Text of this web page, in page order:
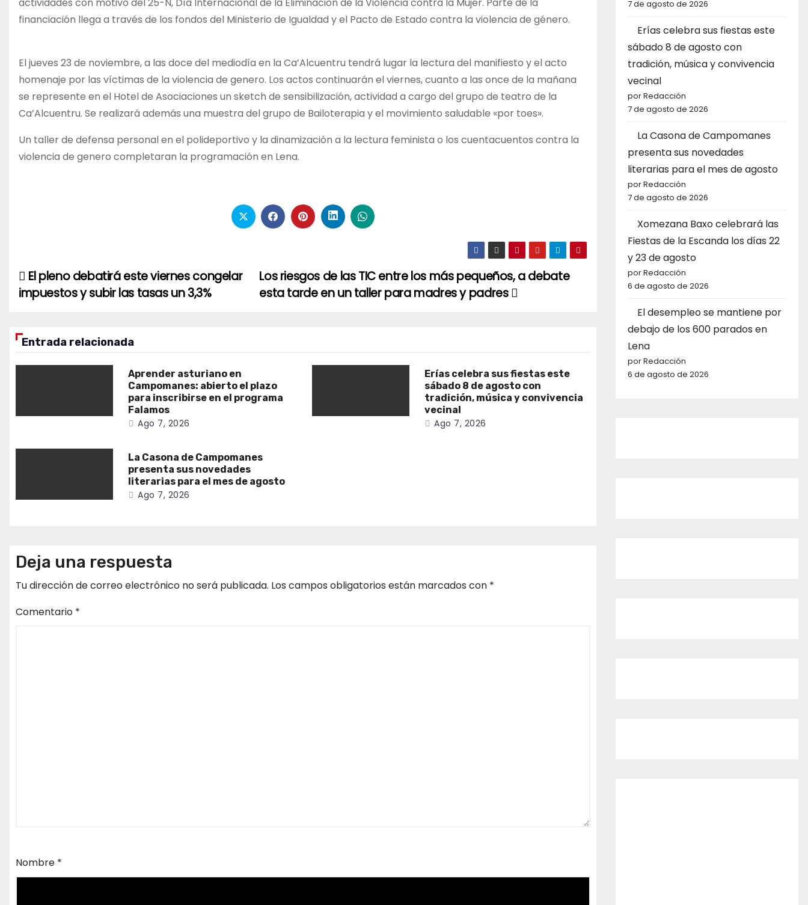
financiación llega a través de los fondos del Ministerio de Igualdad y el Pacto de Estado contra la violencia de género.
El jueves 23 de noviembre, a las doce del mediodía en la Ca’Alcuentru tendrá lugar la lectura del manifiesto y el acto
homenaje por las víctimas de la violencia de genero. Los actos continuarán el viernes, cuanto a las once de la mañana
se represente en el Hotel de Asociaciones un sketch de sensibilización, actividad a cargo del grupo de teatro de la
Ca’Alcuentru. Se realizará además una muestra del grupo de Bailoterapia y el movimiento saludable «por toes».
Un taller de defensa personal en el polideportivo y la dinamización a la lectura feminista o los cuentacuentos contra la
violencia de genero completaran la programación en Lena.
Navegación
de
entradas
Los riesgos de las TIC entre los más pequeños, a debate
esta tarde en un taller para madres y padres
El pleno debatirá este viernes congelar
impuestos y subir las tasas un 3,3%
Entrada relacionada
Aprender asturiano en
Campomanes: abierto el plazo
para inscribirse en el programa
Falamos
Ago 7, 2026
Erías celebra sus fiestas este
sábado 8 de agosto con
tradición, música y convivencia
vecinal
Ago 7, 2026
La Casona de Campomanes
presenta sus novedades
literarias para el mes de agosto
Ago 7, 2026
Deja una respuesta
Tu dirección de correo electrónico no será publicada. Los campos obligatorios están marcados con *
Comentario *
Nombre *
7 de agosto de 2026
Erías celebra sus fiestas este
sábado 8 de agosto con
tradición, música y convivencia
vecinal
por Redacción
7 de agosto de 2026
La Casona de Campomanes
presenta sus novedades
literarias para el mes de agosto
por Redacción
7 de agosto de 2026
Xomezana Baxo celebrará las
Fiestas de la Escanda los días 22
y 23 de agosto
por Redacción
6 de agosto de 2026
El desempleo se mantiene por
debajo de los 600 parados en
Lena
por Redacción
6 de agosto de 2026